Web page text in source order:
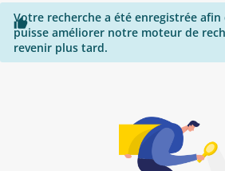

Votre recherche a été enregistrée
puisse améliorer notre moteur de
revenir plus tard.